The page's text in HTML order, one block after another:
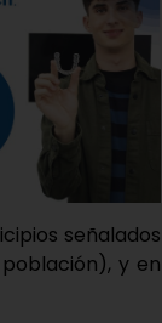
señalados
y en